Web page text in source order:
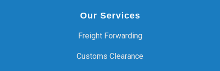
Our Services
Freight Forwarding
Customs Clearance